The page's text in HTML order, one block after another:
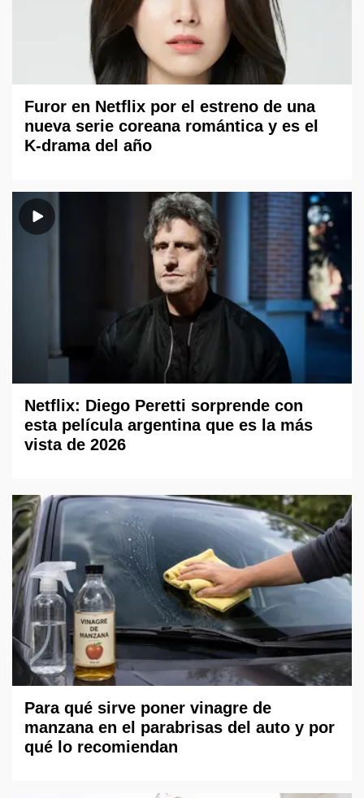
Furor en Netflix por el estreno de una
nueva serie coreana romántica y es el
K-drama del año
Netflix: Diego Peretti sorprende con
esta película argentina que es la más
vista de 2026
Para qué sirve poner vinagre de
manzana en el parabrisas del auto y por
qué lo recomiendan